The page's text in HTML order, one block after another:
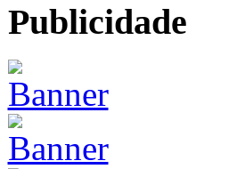
Publicidade